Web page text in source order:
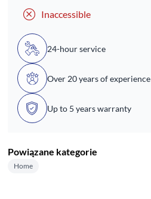
Inaccessible
24-hour service
Over 20 years of experience
Up to 5 years warranty
Powiązane kategorie
Home